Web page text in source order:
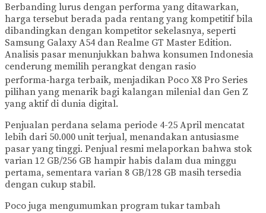
Berbanding lurus dengan performa yang ditawarkan,
harga tersebut berada pada rentang yang kompetitif bila
dibandingkan dengan kompetitor sekelasnya, seperti
Samsung Galaxy A54 dan Realme GT Master Edition.
Analisis pasar menunjukkan bahwa konsumen Indonesia
cenderung memilih perangkat dengan rasio
performa‑harga terbaik, menjadikan Poco X8 Pro Series
pilihan yang menarik bagi kalangan milenial dan Gen Z
yang aktif di dunia digital.
Penjualan perdana selama periode 4-25 April mencatat
lebih dari 50.000 unit terjual, menandakan antusiasme
pasar yang tinggi. Penjual resmi melaporkan bahwa stok
varian 12 GB/256 GB hampir habis dalam dua minggu
pertama, sementara varian 8 GB/128 GB masih tersedia
dengan cukup stabil.
Poco juga mengumumkan program tukar tambah